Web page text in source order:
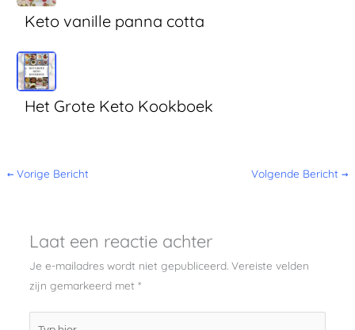
Keto vanille panna cotta
Het Grote Keto Kookboek
← Vorige Bericht Volgende Bericht →
Laat een reactie achter
Je e-mailadres wordt niet gepubliceerd. Vereiste velden
zijn gemarkeerd met *